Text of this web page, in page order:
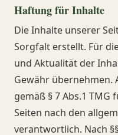
Haftung für Inhalte
Die Inhalte unserer
Sorgfalt erstellt. Für
und Aktualität der
Gewähr übernehmen.
gemäß § 7 Abs.1
Seiten nach den
verantwortlich. Nach